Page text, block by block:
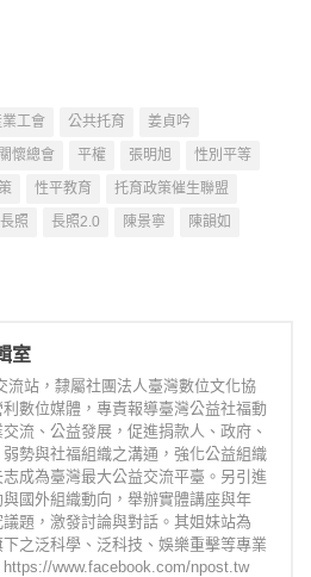
工會 公共托育
姜貞吟
懷總會 平權 張明旭
性別平等
性平教育
托育政策催生聯盟
長照 長照2.0 陳景寧
陳韻如
室
流站，隸屬社團法人臺灣數位文化協
數位媒體，專責報導臺灣公益社福動
流、公益發展，促進捐款人、政府、
勢與社福組織之溝通，強化公益組織
成為臺灣最大公益交流平臺。另引進
與國外組織動向，舉辦實體講座與年
題，激發討論與對話。其姐妹站為
下之泛科學、泛科技、娛樂重擊等專業
www.facebook.com/npost.tw